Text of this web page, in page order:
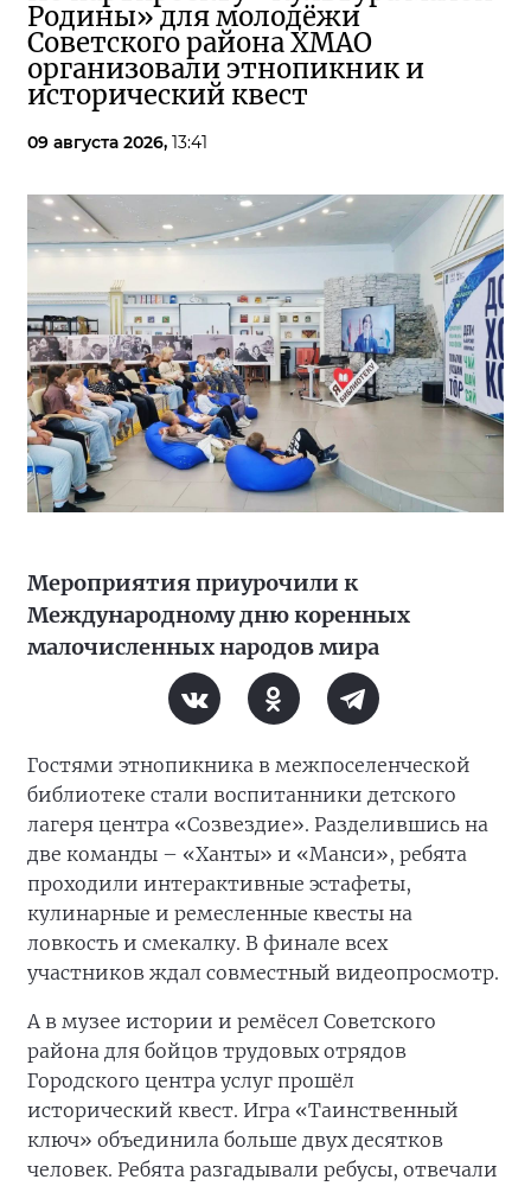
Родины» для молодёжи
Советского района ХМАО
организовали этнопикник и
исторический квест
09 августа 2026, 13:41
Мероприятия приурочили к
Международному дню коренных
малочисленных народов мира
Гостями этнопикника в межпоселенческой
библиотеке стали воспитанники детского
лагеря центра «Созвездие». Разделившись на
две команды – «Ханты» и «Манси», ребята
проходили интерактивные эстафеты,
кулинарные и ремесленные квесты на
ловкость и смекалку. В финале всех
участников ждал совместный видеопросмотр.
А в музее истории и ремёсел Советского
района для бойцов трудовых отрядов
Городского центра услуг прошёл
исторический квест. Игра «Таинственный
ключ» объединила больше двух десятков
человек. Ребята разгадывали ребусы, отвечали